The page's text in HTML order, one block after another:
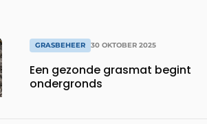
GRASBEHEER 30 OKTOBER 2025
Een gezonde grasmat begint
ondergronds